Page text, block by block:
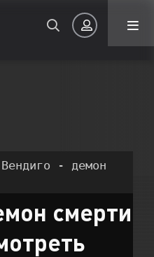
САЙТ
- демон
смерти